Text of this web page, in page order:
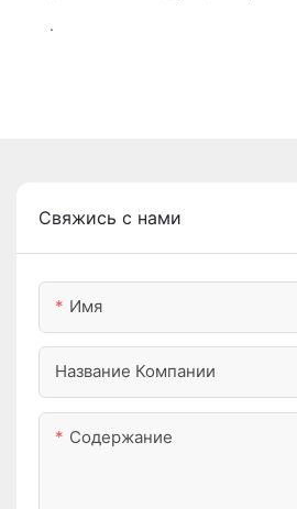
.
Свяжись с нами
Имя
Название Компании
Содержание